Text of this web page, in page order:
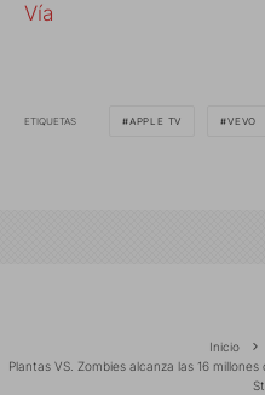
Vía
ETIQUETAS APPLE TV VEVO
Inicio
Plantas VS. Zombies alcanza las 16